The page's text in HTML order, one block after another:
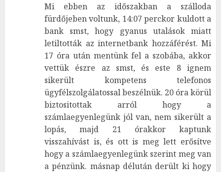
Mi ebben az időszakban a szálloda
fürdőjeben voltunk, 14:07 perckor kuldott a
bank smst, hogy gyanus utalások miatt
letiltották az internetbank hozzáférést. Mi
17 óra után mentünk fel a szobába, akkor
vettük észre az smst, és este 8 ignem
sikerült kompetens telefonos
ügyfélszolgálatossal beszélnük. 20 óra körül
biztositottak arról hogy a
számlaegyenlegünk jól van, nem sikerült a
lopás, majd 21 órakkor kaptunk
visszahívást is, és ott is meg lett erősítve
hogy a számlaegyenlegünk szerint meg van
a pénzünk. másnap délután derült ki hogy